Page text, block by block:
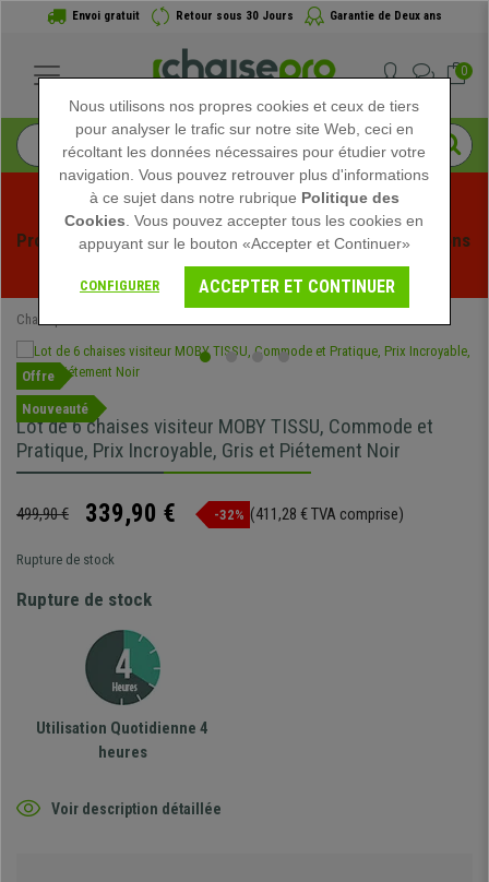
Envoi gratuit Retour sous 30 Jours Garantie de Deux ans
0
Profitez des soldes d'été chez Chaisepro ! Des réductions
exclusives pour une durée limitée - Voir l'offre
Chaisepro
Offre
Nouveauté
Lot de 6 chaises visiteur MOBY TISSU, Commode et
Pratique, Prix Incroyable, Gris et Piétement Noir
499,90 € 339,90 € -32% (411,28 € TVA comprise)
Rupture de stock
Rupture de stock
Utilisation Quotidienne 4
heures
Voir description détaillée
Nous utilisons nos propres cookies et ceux de tiers
pour analyser le trafic sur notre site Web, ceci en
récoltant les données nécessaires pour étudier votre
navigation. Vous pouvez retrouver plus d'informations
à ce sujet dans notre rubrique Politique des
Cookies . Vous pouvez accepter tous les cookies en
appuyant sur le bouton «Accepter et Continuer»
CONFIGURER ACCEPTER ET CONTINUER